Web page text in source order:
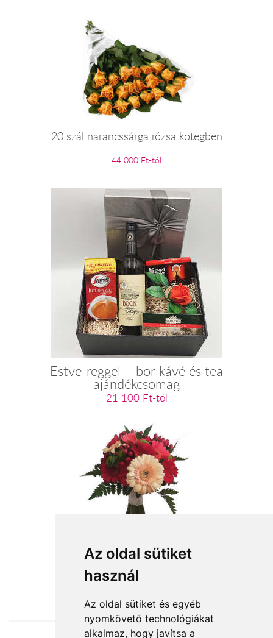
Az oldal sütiket
használ
Az oldal sütiket és egyéb
nyomkövető technológiákat
alkalmaz, hogy javítsa a
20 szál narancssárga rózsa kötegben
44 000 Ft-tól
Estve-reggel – bor kávé és tea
ajándékcsomag
21 100 Ft-tól
Ölelés
19 400 Ft-tól